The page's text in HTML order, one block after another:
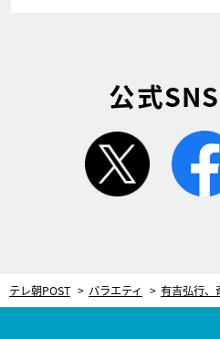
公式
twitter
テレ朝POST バラエティ